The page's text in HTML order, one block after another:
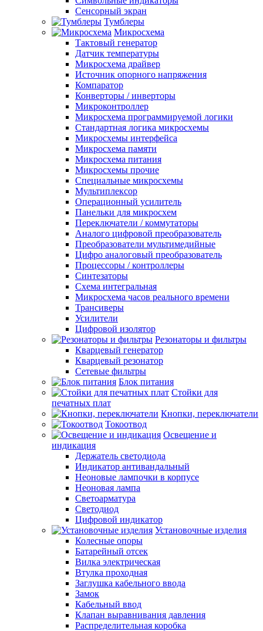
Сенсорный экран
Тумблеры
Микросхема
Тактовый генератор
Датчик температуры
Микросхема драйвер
Источник опорного напряжения
Компаратор
Конверторы / инверторы
Микроконтроллер
Микросхема программируемой логики
Стандартная логика микросхемы
Микросхемы интерфейса
Микросхема памяти
Микросхема питания
Микросхемы прочие
Специальные микросхемы
Мультиплексор
Операционный усилитель
Панельки для микросхем
Переключатели / коммутаторы
Аналого цифровой преобразователь
Преобразователи мультимедийные
Цифро аналоговый преобразователь
Процессоры / контроллеры
Синтезаторы
Схема интегральная
Микросхема часов реального времени
Трансиверы
Усилители
Цифровой изолятор
Резонаторы и фильтры
Кварцевый генератор
Кварцевый резонатор
Сетевые фильтры
Блок питания
Стойки для
печатных плат
Кнопки, переключатели
Токоотвод
Освещение и
индикация
Держатель светодиода
Индикатор антивандальный
Неоновые лампочки в корпусе
Неоновая лампа
Светоарматура
Светодиод
Цифровой индикатор
Установочные изделия
Колесные опоры
Батарейный отсек
Вилка электрическая
Втулка проходная
Заглушка кабельного ввода
Замок
Кабельный ввод
Клапан выравнивания давления
Распределительная коробка